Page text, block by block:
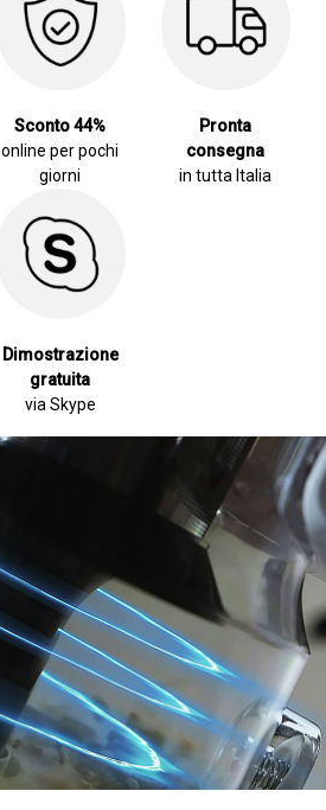
Sconto 44%
online per pochi
giorni
Pronta
consegna
in tutta Italia
Dimostrazione
gratuita
via Skype